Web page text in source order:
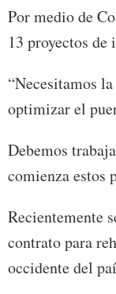
Por medio de
13 proyectos
“Necesitamos
optimizar el
Debemos
comienza estos
Recientemente
contrato para
occidente del